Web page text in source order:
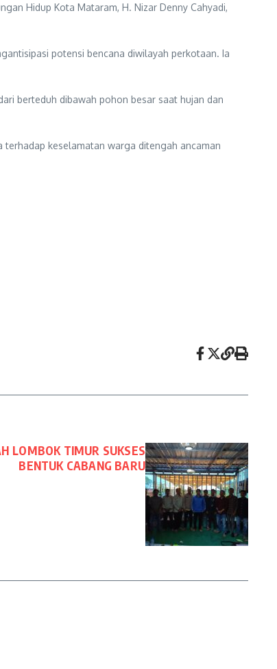
Hidup Kota Mataram, H. Nizar Denny Cahyadi,
potensi bencana diwilayah perkotaan. Ia
berteduh dibawah pohon besar saat hujan dan
terhadap keselamatan warga ditengah ancaman
LOMBOK TIMUR SUKSES
BENTUK CABANG BARU